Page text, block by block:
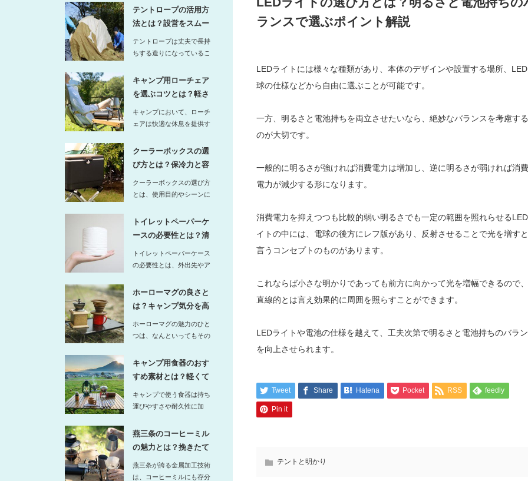
ランスで選ぶポイント解説
LEDライトには様々な種類があり、本体のデザインや設置する場所、
球の仕様などから自由に選ぶことが可能です。
一方、明るさと電池持ちを両立させたいなら、絶妙なバランスを考慮する
のが大切です。
一般的に明るさが強ければ消費電力は増加し、逆に明るさが弱ければ消費
電力が減少する形になります。
消費電力を抑えつつも比較的弱い明るさでも一定の範囲を照れらせる
イトの中には、電球の後方にレフ版があり、反射させることで光を増すと
言うコンセプトのものがあります。
これならば小さな明かりであっても前方に向かって光を増幅できるので、
直線的とは言え効果的に周囲を照らすことができます。
LEDライトや電池の仕様を越えて、工夫次第で明るさと電池持ちのバラ
を向上させられます。
Tweet Share Hatena Pocket RSS feedly
Pin it
テントと明かり
キ
ー
ガ
素材サイズ…
テントロープの活用方
法とは？設営をスムー
ズにする結…
テントロープは丈夫で長持
ちする造りになっているこ
用するこ…
キャンプ用ローチェア
を選ぶコツとは？軽さ
と安定感の…
キャンプにおいて、ローチ
ェアは快適な休息を提供す
選ぶ際に…
クーラーボックスの選
び方とは？保冷力と容
量の目安を…
クーラーボックスの選び方
とは、使用目的やシーンに
切に見極…
トイレットペーパーケ
ースの必要性とは？清
潔に持ち歩…
トイレットペーパーケース
の必要性とは、外出先やア
パーを清…
ホーローマグの良さと
は？キャンプ気分を高
めるレトロ…
ホーローマグの魅力のひと
つは、なんといってもその
ど…
キャンプ用食器のおす
すめ素材とは？軽くて
扱いやすい…
キャンプで使う食器は持ち
運びやすさや耐久性に加
さも重視し…
燕三条のコーヒーミル
の魅力とは？挽きたて
の味をキャ…
燕三条が誇る金属加工技術
は、コーヒーミルにも存分